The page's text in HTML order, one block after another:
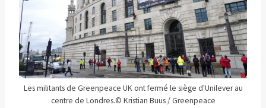
Les militants de Greenpeace UK ont fermé le siège d'Unilever au
centre de Londres.© Kristian Buus / Greenpeace